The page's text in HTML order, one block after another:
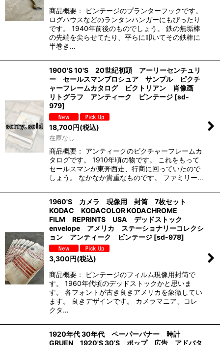
商品概要： ビンテージのプランターフックです。
ログハウスなどのランタンハンガーにもぴったり
です。 1940年前後のものでしょう。 鉄の無垢棒
の先端を尖らせてたり、平らに叩いてその鉄棒に
半巻き…
1900'S 10'S 20世紀初頭 アーリーセンチュリ
ー セールスマンブロシュア サンプル ピクチ
ャーフレームカタログ ビクトリアン 肖像画
リトグラフ アンティーク ビンテージ [sd-
979]
18,700円(税込)
在庫なし
商品概要： アンティークのピクチャーフレームカ
タログです。 1910年頃の物です。 これをもって
セールスマンが東奔西走、行商に回っていたので
しょう。 なかなか貴重なものです。 ファミリー…
1960'S カメラ 現像用 封筒 7枚セット
KODAC KODACOLOR KODACHROME
FILM REPRINTS USA デッドストック
envelope アメリカ ステーショナリーコレクシ
ョン アンティーク ビンテージ [sd-978]
3,300円(税込)
商品概要： ビンテージのフィルム現像用封筒で
す。 1960年代頃のデッドストックかと思いま
す。 各フォントが古き良きアメリカを象徴してい
ます。 良きデザインです。 カメラマニア、コレ
クタ…
1920年代 30年代 ペーパーバナー 時計
GRUEN 1920'S 30’S ポップ 広告 アドバタ